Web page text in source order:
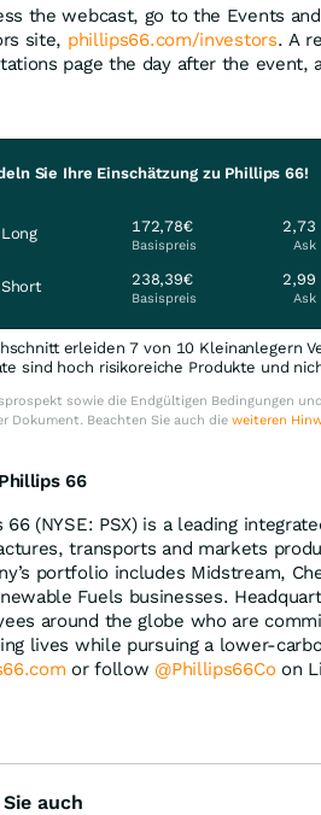
the webcast, go to the Events
site, phillips66.com/investors. A
page the day after the
Sie Ihre Einschätzung zu Phillips 66!
Long 172,78€
Basispreis
2,73
Ask
Short 238,39€
Basispreis
2,99
Ask
erleiden 7 von 10 Kleinanlegern
sind hoch risikoreiche Produkte und
sowie die Endgültigen Bedingungen
Dokument. Beachten Sie auch die weiteren
66
66 (NYSE: PSX) is a leading
transports and markets
portfolio includes Midstream,
Fuels businesses.
around the globe who are
lives while pursuing a lower-
or follow @Phillips66Co on
auch